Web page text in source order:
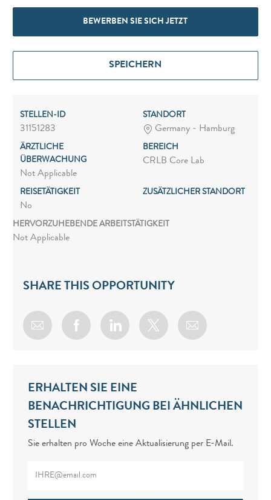
BEWERBEN SIE SICH JETZT
SPEICHERN
STELLEN-ID
31151283
STANDORT
Germany - Hamburg
ÄRZTLICHE
ÜBERWACHUNG
Not Applicable
BEREICH
CRLB Core Lab
REISETÄTIGKEIT
No
ZUSÄTZLICHER STANDORT
HERVORZUHEBENDE ARBEITSTÄTIGKEIT
Not Applicable
SHARE THIS OPPORTUNITY
Share via emailShare via Facebook
Share via LinkedIn
Share via twitter
ERHALTEN SIE EINE
BENACHRICHTIGUNG BEI ÄHNLICHEN
STELLEN
Sie erhalten pro Woche eine Aktualisierung per E-Mail.